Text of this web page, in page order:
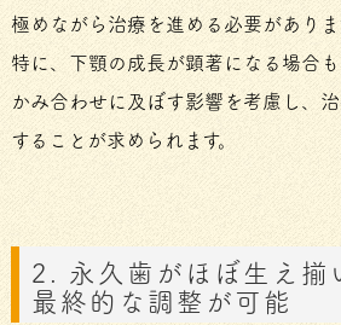
極めながら治療を進める必要がありま
特に、下顎の成長が顕著になる場合
かみ合わせに及ぼす影響を考慮し、
することが求められます。
2. 永久歯がほぼ生え揃
最終的な調整が可能